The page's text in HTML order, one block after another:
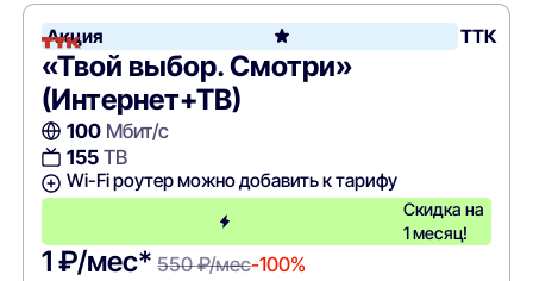
Акция ТТК
«Твой выбор. Смотри»
(Интернет+ТВ)
100Мбит/с
155ТВ
Wi-Fi роутер можно добавить к тарифу
Скидка на
1 месяц!
1 ₽/мес* 550 ₽/мес-100%